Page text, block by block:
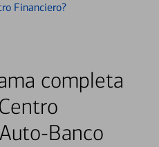
Financiero?
completa
Banco